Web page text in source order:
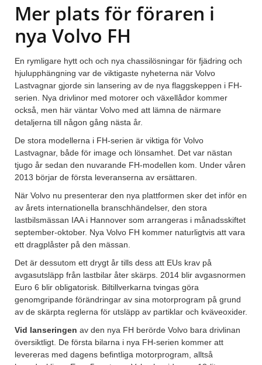
Mer plats för föraren i
nya Volvo FH
En rymligare hytt och och nya chassilösningar för fjädring och
hjulupphängning var de viktigaste nyheterna när Volvo
Lastvagnar gjorde sin lansering av de nya flaggskeppen i FH-
serien. Nya drivlinor med motorer och växellådor kommer
också, men här väntar Volvo med att lämna de närmare
detaljerna till någon gång nästa år.
De stora modellerna i FH-serien är viktiga för Volvo
Lastvagnar, både för image och lönsamhet. Det var nästan
tjugo år sedan den nuvarande FH-modellen kom. Under våren
2013 börjar de första leveranserna av ersättaren.
När Volvo nu presenterar den nya plattformen sker det inför en
av årets internationella branschhändelser, den stora
lastbilsmässan IAA i Hannover som arrangeras i månadsskiftet
september-oktober. Nya Volvo FH kommer naturligtvis att vara
ett dragplåster på den mässan.
Det är dessutom ett drygt år tills dess att EUs krav på
avgasutsläpp från lastbilar åter skärps. 2014 blir avgasnormen
Euro 6 blir obligatorisk. Biltillverkarna tvingas göra
genomgripande förändringar av sina motorprogram på grund
av de skärpta reglerna för utsläpp av partiklar och kväveoxider.
Vid lanseringen av den nya FH berörde Volvo bara drivlinan
översiktligt. De första bilarna i nya FH-serien kommer att
levereras med dagens befintliga motorprogram, alltså